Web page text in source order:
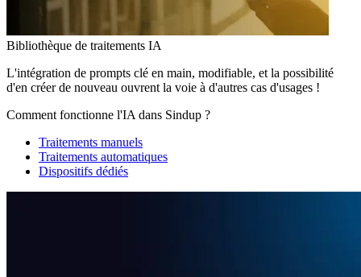
Bibliothèque de traitements IA
L'intégration de prompts clé en main, modifiable, et la possibilité
d'en créer de nouveau ouvrent la voie à d'autres cas d'usages !
Comment fonctionne l'IA dans Sindup ?
Traitements manuels
Traitements automatiques
Dispositifs dédiés